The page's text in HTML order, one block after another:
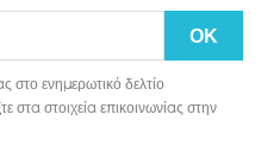
στο ενημερωτικό δελτίο
στα στοιχεία επικοινωνίας στην